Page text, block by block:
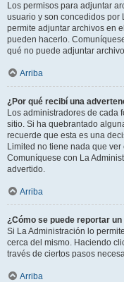
Los permisos para adjuntar
usuario y son concedidos por
permite adjuntar archivos en
pueden hacerlo.
qué no puede adjuntar
Arriba
¿Por qué recibí una
Los administradores de cada
sitio. Si ha quebrantado
recuerde que esta es una
Limited no tiene nada que
Comuníquese con La
advertido.
Arriba
¿Cómo se puede reportar
Si La Administración lo
cerca del mismo. Haciendo
través de ciertos pasos
Arriba